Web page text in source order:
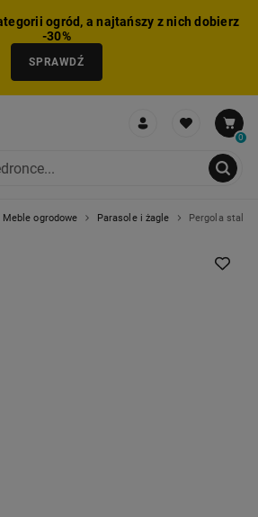
ogród, a najtańszy z nich dobierz
-30%
SPRAWDŹ
0
Meble ogrodowe Parasole i żagle Pergola